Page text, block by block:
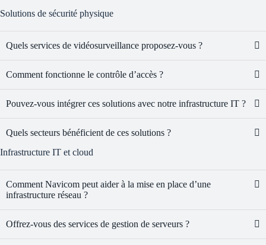
Solutions de sécurité physique
Quels services de vidéosurveillance proposez-vous ?
Comment fonctionne le contrôle d’accès ?
Pouvez-vous intégrer ces solutions avec notre infrastructure IT ?
Quels secteurs bénéficient de ces solutions ?
Infrastructure IT et cloud
Comment Navicom peut aider à la mise en place d’une
infrastructure réseau ?
Offrez-vous des services de gestion de serveurs ?